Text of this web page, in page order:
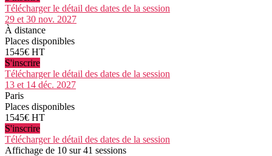
Télécharger le détail des dates de la session
29 et 30 nov. 2027
À distance
Places disponibles
1545€ HT
S'inscrire
Télécharger le détail des dates de la session
13 et 14 déc. 2027
Paris
Places disponibles
1545€ HT
S'inscrire
Télécharger le détail des dates de la session
Affichage de 10 sur 41 sessions